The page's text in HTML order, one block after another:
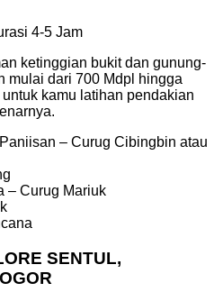
4-5 Jam
ketinggian bukit dan gunung-
mulai dari 700 Mdpl hingga
kamu latihan pendakian
– Curug Cibingbin atau
– Curug Mariuk
SENTUL,